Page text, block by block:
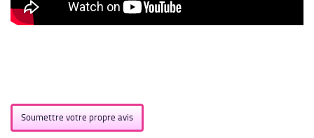
Soumettre votre propre avis